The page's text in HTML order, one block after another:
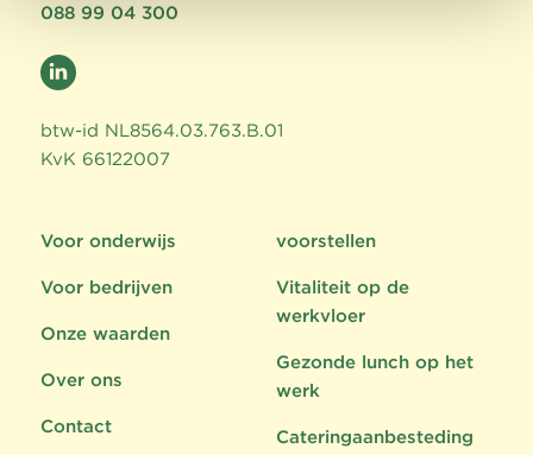
088 99 04 300
btw-id NL8564.03.763.B.01
KvK 66122007
Voor onderwijs
Voor bedrijven
Onze waarden
Over ons
Contact
voorstellen
Vitaliteit op de
werkvloer
Gezonde lunch op het
werk
Cateringaanbesteding